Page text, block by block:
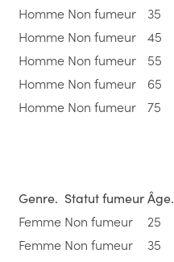
Homme Non fumeur 35
Homme Non fumeur 45
Homme Non fumeur 55
Homme Non fumeur 65
Homme Non fumeur 75
Genre. Statut fumeurÂge.
Femme Non fumeur 25
Femme Non fumeur 35